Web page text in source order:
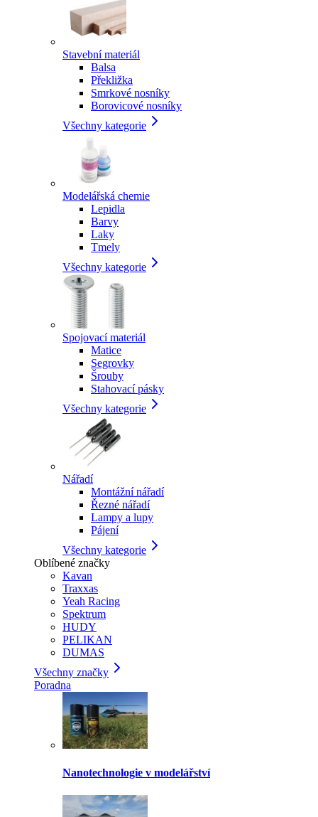
Stavební materiál
Balsa
Překližka
Smrkové nosníky
Borovicové nosníky
Všechny kategorie
Modelářská chemie
Lepidla
Barvy
Laky
Tmely
Všechny kategorie
Spojovací materiál
Matice
Segrovky
Šrouby
Stahovací pásky
Všechny kategorie
Nářadí
Montážní nářadí
Řezné nářadí
Lampy a lupy
Pájení
Všechny kategorie
Oblíbené značky
Kavan
Traxxas
Yeah Racing
Spektrum
HUDY
PELIKAN
DUMAS
Všechny značky
Poradna
Nanotechnologie v modelářství